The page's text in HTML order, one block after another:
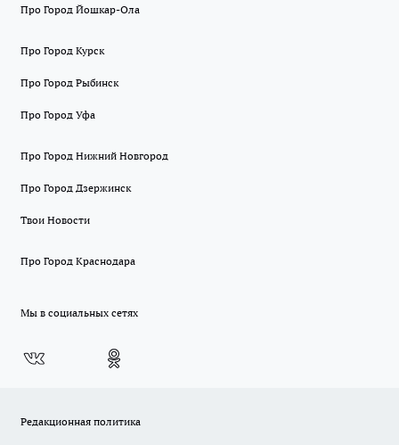
Про Город Йошкар-Ола
Про Город Курск
Про Город Рыбинск
Про Город Уфа
Про Город Нижний Новгород
Про Город Дзержинск
Твои Новости
Про Город Краснодара
Мы в социальных сетях
Редакционная политика